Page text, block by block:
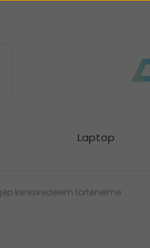
Laptop
kereskedelem történelme